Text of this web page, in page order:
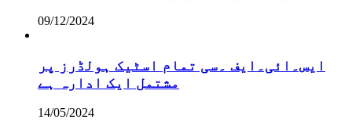
09/12/2024
ایس۔ائی۔ایف ۔سی تمام اسٹیک ہولڈرز پر
مشتمل ایک ادارہ ہے
14/05/2024